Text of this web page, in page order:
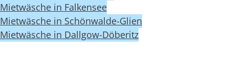
Mietwäsche in Falkensee
Mietwäsche in Schönwalde-Glien
Mietwäsche in Dallgow-Döberitz